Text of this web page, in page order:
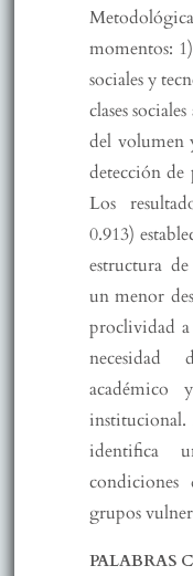
momentos:
sociales y
clases
del volumen
detección de
Los
0.913)
estructura
un menor
proclividad
necesidad
académico
institucional.
identifica
condiciones
grupos
PALABRAS